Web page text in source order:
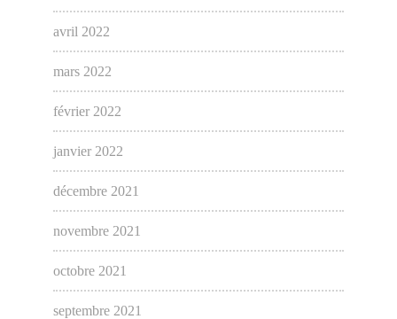
avril 2022
mars 2022
février 2022
janvier 2022
décembre 2021
novembre 2021
octobre 2021
septembre 2021